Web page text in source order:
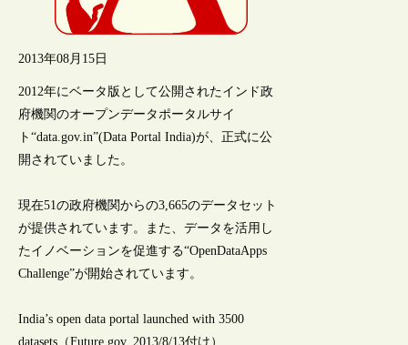
2013年08月15日
2012年にベータ版として公開されたインド政
府機関のオープンデータポータルサイ
ト“data.gov.in”(Data Portal India)が、正式に公
開されていました。
現在51の政府機関からの3,665のデータセット
が提供されています。また、データを活用し
たイノベーションを促進する“OpenDataApps
Challenge”が開始されています。
India’s open data portal launched with 3500
datasets（Future.gov, 2013/8/13付け）